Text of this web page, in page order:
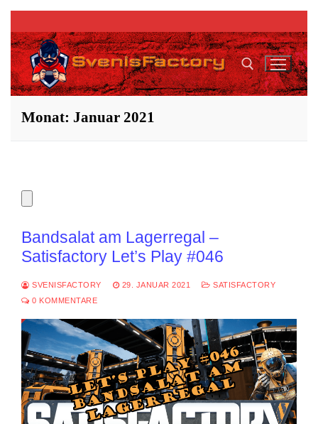
Zum
Inhalt
springen
Suchen nach:
Monat: Januar 2021
Bandsalat am Lagerregal –
Satisfactory Let’s Play #046
SVENISFACTORY 29. JANUAR 2021
SATISFACTORY
0 KOMMENTARE